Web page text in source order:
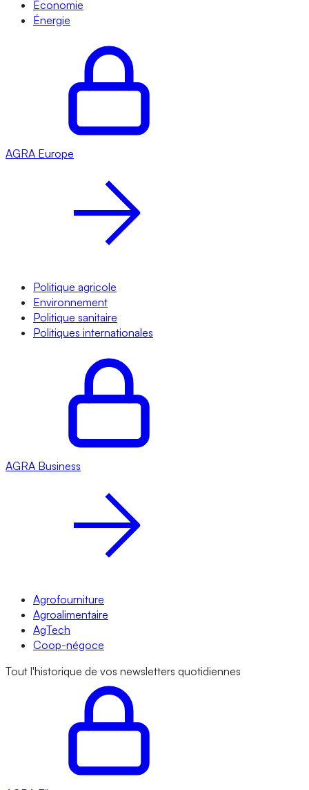
Économie
Énergie
AGRA Europe
Politique agricole
Environnement
Politique sanitaire
Politiques internationales
AGRA Business
Agrofourniture
Agroalimentaire
AgTech
Coop-négoce
Tout l'historique de vos newsletters quotidiennes